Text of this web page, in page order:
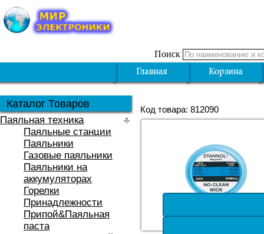
Поиск
Каталог Товаров
Паяльная техника
Паяльные станции
Паяльники
Газовые паяльники
Паяльники на
аккумуляторах
Горелки
Принадлежности
Припой&Паяльная
паста
Код товара: 812090